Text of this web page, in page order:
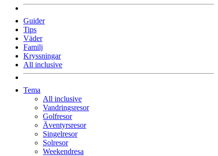
Guider
Tips
Väder
Familj
Kryssningar
All inclusive
Tema
All inclusive
Vandringsresor
Golfresor
Äventyrsresor
Singelresor
Solresor
Weekendresa